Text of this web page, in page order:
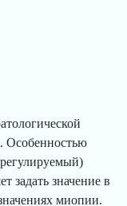
Особенностью
задать значение в
миопии.